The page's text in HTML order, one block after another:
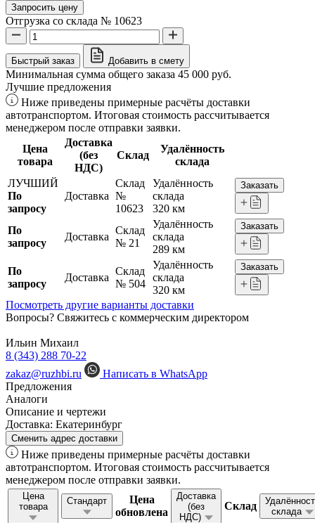
Запросить цену
Отгрузка со склада № 10623
Быстрый заказ Добавить в смету
Минимальная сумма общего заказа 45 000 руб.
Лучшие предложения
Ниже приведены примерные расчёты доставки
автотранспортом. Итоговая стоимость рассчитывается
менеджером после отправки заявки.
Цена
товара
Доставка
(без
НДС)
Склад
Удалённость
склада
ЛУЧШИЙ
По
запросу
Доставка
Склад
№
10623
Удалённость
склада
320 км
Заказать
По
запросу
Доставка
Склад
№ 21
Удалённость
склада
289 км
Заказать
По
запросу
Доставка
Склад
№ 504
Удалённость
склада
320 км
Заказать
Посмотреть другие варианты доставки
Вопросы? Свяжитесь с коммерческим директором
Ильин Михаил
8 (343) 288 70-22
zakaz@ruzhbi.ru
Написать в WhatsApp
Предложения
Аналоги
Описание и чертежи
Доставка: Екатеринбург
Сменить адрес доставки
Ниже приведены примерные расчёты доставки
автотранспортом. Итоговая стоимость рассчитывается
менеджером после отправки заявки.
Цена
товара
Стандарт
Цена
обновлена
Доставка
(без
НДС)
Склад
склада